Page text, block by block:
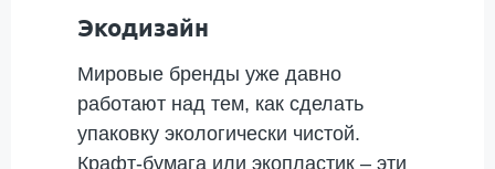
Экодизайн
Мировые бренды уже давно
работают над тем, как сделать
упаковку экологически чистой.
Крафт-бумага или экопластик – эти